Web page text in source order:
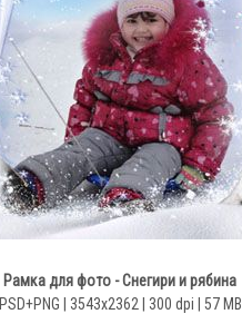
Рамка для фото - Снегири и рябина
PSD+PNG | 3543х2362 | 300 dpi | 57 MB